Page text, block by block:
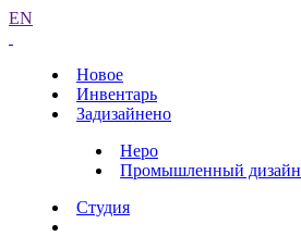
EN
Новое
Инвентарь
Задизайнено
Неро
Промышленный дизайн
Студия